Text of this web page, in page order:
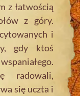
z łatwością
z góry.
i
gdy ktoś
radowali,
się uczta i